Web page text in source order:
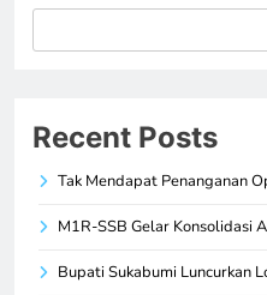
Recent Posts
Tak Mendapat Penanganan
M1R-SSB Gelar Konsolidasi
Bupati Sukabumi Luncurkan